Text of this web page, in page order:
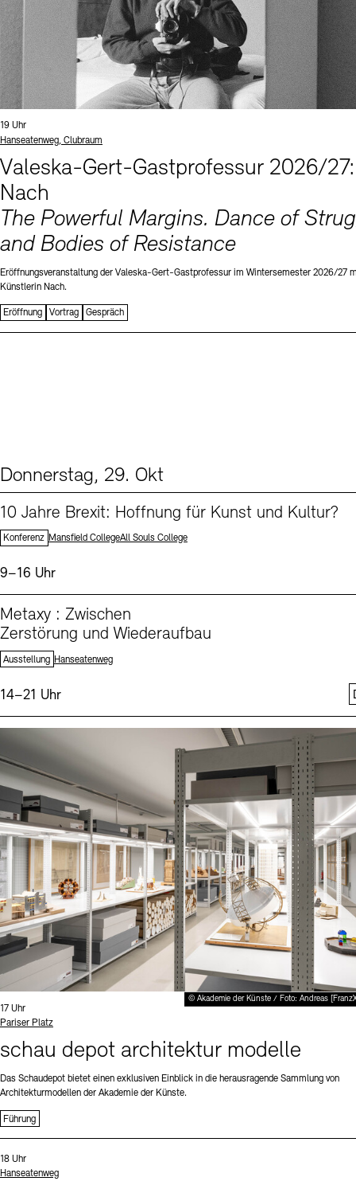
Uhrzeit:
19 Uhr
Standort
Hanseatenweg, Clubraum
Valeska-Gert-Gastprofessur 2026/27:
Nach
The Powerful Margins. Dance of
and Bodies of Resistance
Eröffnungsveranstaltung der Valeska-Gert-Gastprofessur im Wintersemester 2026/27
Künstlerin Nach.
Eröffnung Vortrag Gespräch
Donnerstag, 29. Okt
10 Jahre Brexit: Hoffnung für Kunst und Kultur?
Konferenz
Standorte: Mansfield CollegeAll Souls College
Uhrzeit:
9–16 Uhr
Metaxy : Zwischen
Zerstörung und Wiederaufbau
Ausstellung
Standort: Hanseatenweg
Uhrzeit:
14–21 Uhr
© Akademie der Künste / Foto: Andreas
Uhrzeit:
17 Uhr
Standort
Pariser Platz
schau depot architektur modelle
Das Schaudepot bietet einen exklusiven Einblick in die herausragende Sammlung von
Architekturmodellen der Akademie der Künste.
Führung
Uhrzeit:
18 Uhr
Standort
Hanseatenweg